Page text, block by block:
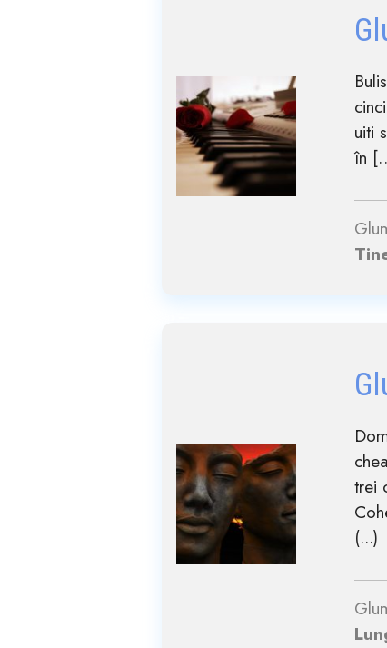
uiti
în
trei
(...)